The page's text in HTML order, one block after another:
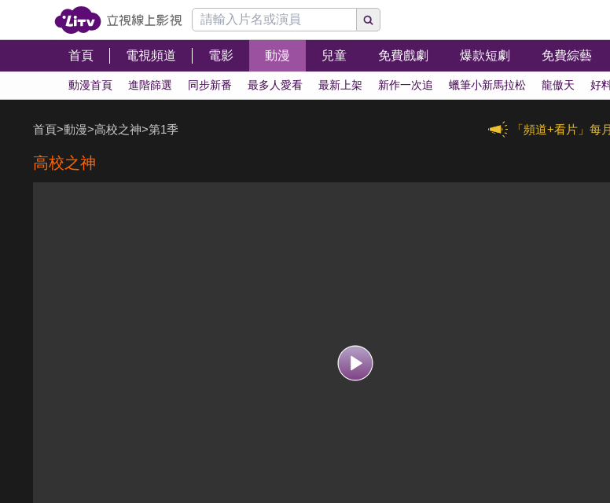
首頁 電視頻道 電影 動漫 兒童 免費戲劇 爆款短劇 免費綜藝
動漫首頁 進階篩選 同步新番 最多人愛看 最新上架 新作一次追 蠟筆小新馬拉松 龍傲天 好
「頻道+看片」每
首頁>動漫>高校之神>第1季
高校之神